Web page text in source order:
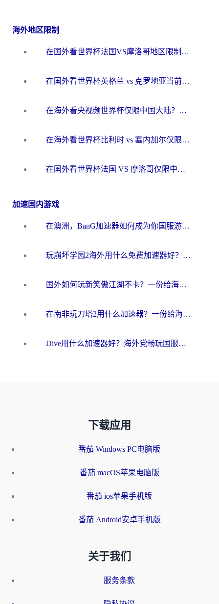
海外地区限制
在国外看世界杯法国VS摩洛哥地区限制？这篇指南让你流畅看中文解说无压力
在国外看世界杯英格兰 vs 克罗地亚当前地区不可播放？这篇指南帮你搞定所有海外观赛难题
在海外看央视频世界杯仅限中国大陆？这篇指南帮你解锁中文解说+无卡顿直播
在海外看世界杯比利时 vs 塞内加尔仅限中国大陆？我找到了最流畅的中文解说之路
在国外看世界杯法国 VS 摩洛哥仅限中国大陆？海外党这样看中文解说赛事不卡顿
加速国内游戏
在澳洲，BanG加速器如何成为你国服游戏的“时光机”？
玩崩坏学园2海外用什么免费加速器好？2026海外党亲测国服游戏加速指南
国外如何玩新笑傲江湖不卡？一份给海外游子的终极网络指南
在南非玩刀塔2用什么加速器？一份给海外游子的终极生存指南
Dive用什么加速器好？海外党畅玩国服游戏的终极避坑指南
下载应用
番茄 Windows PC电脑版
番茄 macOS苹果电脑版
番茄 ios苹果手机版
番茄 Android安卓手机版
关于我们
服务条款